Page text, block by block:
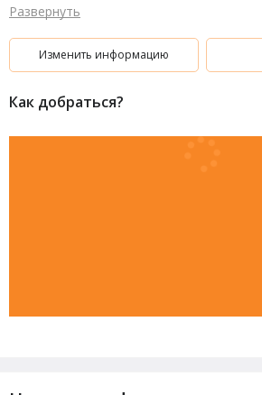
Развернуть
Изменить информацию
Как добраться?